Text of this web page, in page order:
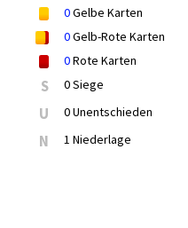
0Gelbe Karten
0Gelb-Rote Karten
0Rote Karten
S 0 Siege
U 0 Unentschieden
N 1 Niederlage